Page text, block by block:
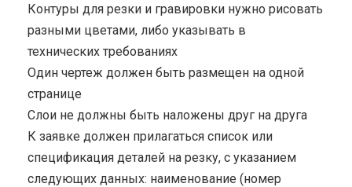
Контуры для резки и гравировки нужно рисовать
разными цветами, либо указывать в
технических требованиях
Один чертеж должен быть размещен на одной
странице
Cлои не должны быть наложены друг на друга
К заявке должен прилагаться список или
спецификация деталей на резку, с указанием
следующих данных: наименование (номер